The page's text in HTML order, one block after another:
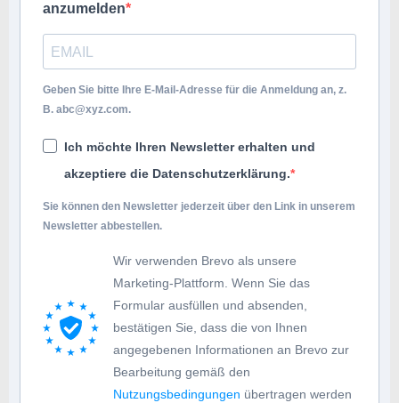
anzumelden
Geben Sie bitte Ihre E-Mail-Adresse für die Anmeldung an, z.
B. abc@xyz.com.
Ich möchte Ihren Newsletter erhalten und
akzeptiere die Datenschutzerklärung.
Sie können den Newsletter jederzeit über den Link in unserem
Newsletter abbestellen.
Wir verwenden Brevo als unsere
Marketing-Plattform. Wenn Sie das
Formular ausfüllen und absenden,
bestätigen Sie, dass die von Ihnen
angegebenen Informationen an Brevo zur
Bearbeitung gemäß den
Nutzungsbedingungen übertragen werden